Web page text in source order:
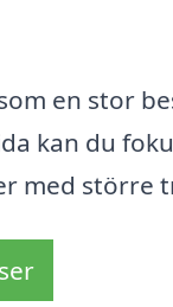
en stor
kan du
med större